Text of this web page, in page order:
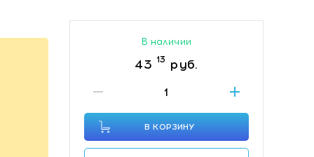
В наличии
43 13 руб.
В КОРЗИНУ